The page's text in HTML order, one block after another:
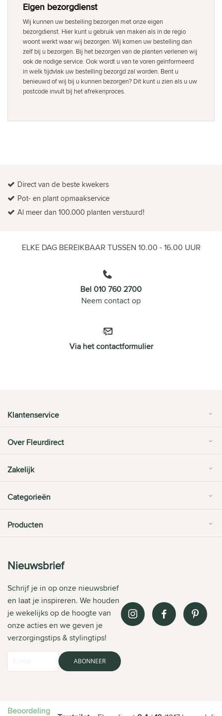
Eigen bezorgdienst
Wij kunnen uw bestelling bezorgen met onze eigen
bezorgdienst. Hier kunt u gebruik van maken als in de regio
woont werkt waar wij bezorgen. Wij komen uw bestelling dan
zelf bij u bezorgen. Bij het bezorgen van de planten verlenen wij
ook de nodige service. Ook wordt u van te voren geïnformeerd
in welk tijdvlak uw bestelling bezorgd zal worden. Bent u
benieuwd of wij bij u kunnen bezorgen? Dit kunt u zien als u uw
postcode invult bij het afrekenproces.
Direct van de beste kwekers
Pot- en plant opmaakservice
Al meer dan 100.000 planten verstuurd!
ELKE DAG BEREIKBAAR TUSSEN 10.00 - 16.00 UUR
Bel 010 760 2700
Neem contact op
Via het contactformulier
Klantenservice
Over Fleurdirect
Zakelijk
Categorieën
Producten
Nieuwsbrief
Schrijf je in op onze nieuwsbrief
en laat je inspireren. We houden
je wekelijks op de hoogte van
onze acties en we geven je
verzorgingstips & stylingtips!
ABONNEER
Beoordeling